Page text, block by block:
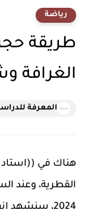
رياضة
طريقة
الغرافة
المعرفة
هناك في ((استاد
2024، سنشهد